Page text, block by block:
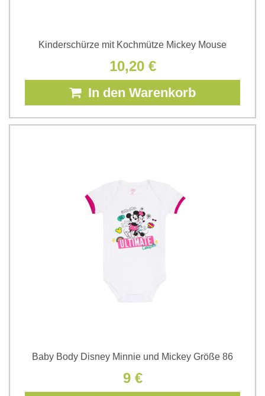
Kinderschürze mit Kochmütze Mickey Mouse
10,20 €
In den Warenkorb
Baby Body Disney Minnie und Mickey Größe 86
9 €